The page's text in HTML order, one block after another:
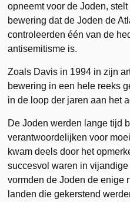
opneemt voor de Joden,
bewering dat de Joden de
controleerden één van de
antisemitisme is.
Zoals Davis in 1994 in zijn
bewering in een hele reeks
in de loop der jaren aan het
De Joden werden lange tijd
verantwoordelijken voor
kwam deels door het
succesvol waren in
vormden de Joden de enige
landen die gekerstend